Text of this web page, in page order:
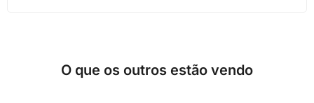
O que os outros estão vendo